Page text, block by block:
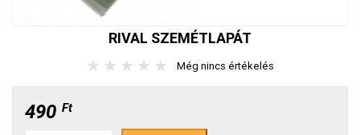
RIVAL SZEMÉTLAPÁT
★ ★ ★ ★ ★ Még nincs értékelés
490 Ft